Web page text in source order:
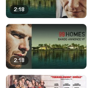
2:18
2:18